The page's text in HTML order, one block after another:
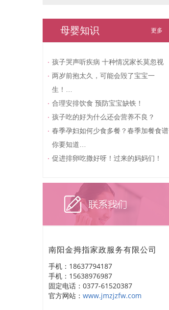
母婴知识 更多
孩子哭声听疾病 十种情况家长莫忽视
两岁前抱太久，可能会毁了宝宝一
生！…
合理安排饮食 预防宝宝缺铁！
孩子吃的好为什么还会营养不良？
春季孕妇如何少食多餐？春季加餐食谱
你要知道…
促进排卵吃撒好呀！过来的妈妈们！
南阳金拇指家政服务有限公司
手机：18637794187
手机：15638976987
固定电话：0377-61520387
官方网站： www.jmzjzfw.com